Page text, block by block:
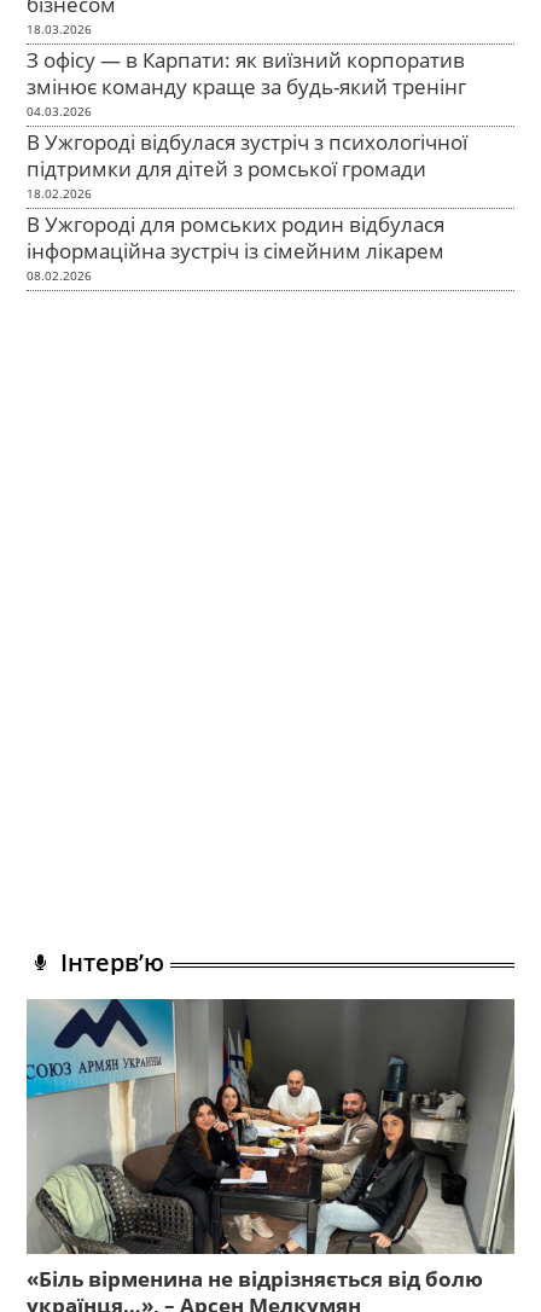
18.03.2026
З офісу — в Карпати: як виїзний корпоратив
змінює команду краще за будь-який тренінг
04.03.2026
В Ужгороді відбулася зустріч з психологічної
підтримки для дітей з ромської громади
18.02.2026
В Ужгороді для ромських родин відбулася
інформаційна зустріч із сімейним лікарем
08.02.2026
Інтерв’ю
«Біль вірменина не відрізняється від болю
українця…», – Арсен Мелкумян